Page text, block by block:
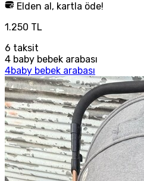
Elden al, kartla öde!
1.250 TL
6 taksit
4 baby bebek arabası
4baby bebek arabası